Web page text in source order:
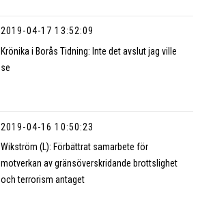
2019-04-17 13:52:09
Krönika i Borås Tidning: Inte det avslut jag ville
se
2019-04-16 10:50:23
Wikström (L): Förbättrat samarbete för
motverkan av gränsöverskridande brottslighet
och terrorism antaget